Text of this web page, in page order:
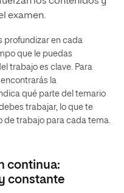
examen.
profundizar en cada
que le puedas
trabajo es clave. Para
la
qué parte del temario
trabajar, lo que te
de trabajo para cada tema.
continua:
constante